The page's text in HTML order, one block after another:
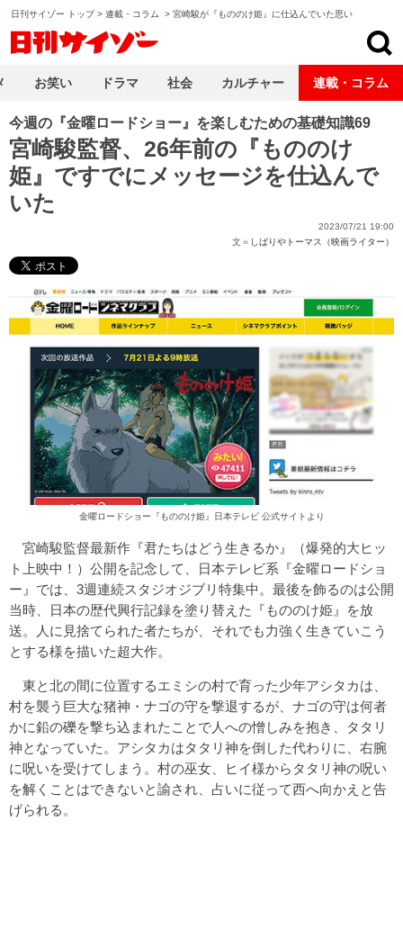
日刊サイゾー トップ> 連載・コラム > 宮崎駿が『もののけ姫』に仕込んでいた思い
今週の『金曜ロードショー』を楽しむための基礎知識69
宮崎駿監督、26年前の『もののけ
姫』ですでにメッセージを仕込んで
いた
2023/07/21 19:00
文＝ しばりやトーマス（映画ライター）
金曜ロードショー『もののけ姫』日本テレビ 公式サイトより
宮崎駿監督最新作『君たちはどう生きるか』（爆発的大ヒッ
ト上映中！）公開を記念して、日本テレビ系『金曜ロードショ
ー』では、3週連続スタジオジブリ特集中。最後を飾るのは公開
当時、日本の歴代興行記録を塗り替えた『もののけ姫』を放
送。人に見捨てられた者たちが、それでも力強く生きていこう
とする様を描いた超大作。
東と北の間に位置するエミシの村で育った少年アシタカは、
村を襲う巨大な猪神・ナゴの守を撃退するが、ナゴの守は何者
かに鉛の礫を撃ち込まれたことで人への憎しみを抱き、タタリ
神となっていた。アシタカはタタリ神を倒した代わりに、右腕
に呪いを受けてしまう。村の巫女、ヒイ様からタタリ神の呪い
を解くことはできないと諭され、占いに従って西へ向かえと告
げられる。
お笑い ドラマ 社会 カルチャー 連載・コラム